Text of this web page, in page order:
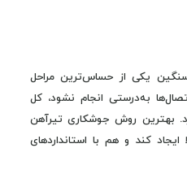
یکی از حساس‌ترین مراحل
به‌درستی انجام نشود، کل
بهترین روش جوشکاری تیرآهن
کند و هم با استانداردهای